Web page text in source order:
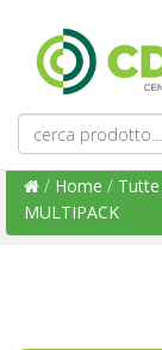
/ Home /
MULTIPACK